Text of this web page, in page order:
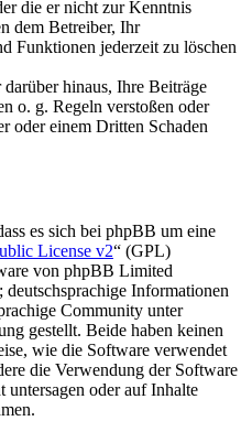
die er nicht zur Kenntnis
dem Betreiber, Ihr
Funktionen jederzeit zu löschen
darüber hinaus, Ihre Beiträge
o. g. Regeln verstoßen oder
oder einem Dritten Schaden
es sich bei phpBB um eine
License v2“ (GPL)
von phpBB Limited
deutschsprachige Informationen
Community unter
gestellt. Beide haben keinen
wie die Software verwendet
die Verwendung der Software
oder auf Inhalte